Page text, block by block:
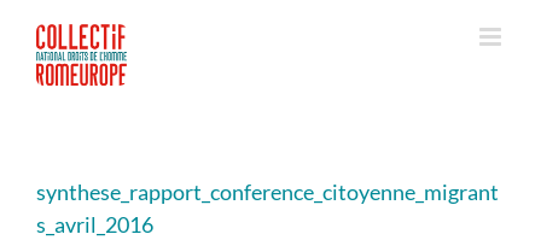
contenu
synthese_rapport_conference_citoyenne_migrant
s_avril_2016